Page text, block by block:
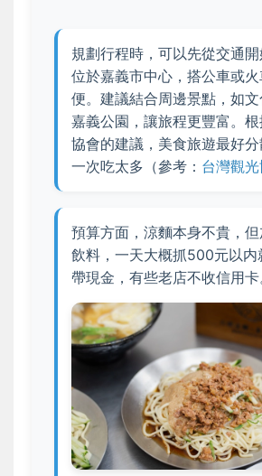
規劃行程時，可以先從交通
位於嘉義市中心，搭公車或
便。建議結合周邊景點，如
嘉義公園，讓旅程更豐富。
協會的建議，美食旅遊最好
一次吃太多（參考： 台灣觀
預算方面，涼麵本身不貴，
飲料，一天大概抓500元以内
帶現金，有些老店不收信用卡